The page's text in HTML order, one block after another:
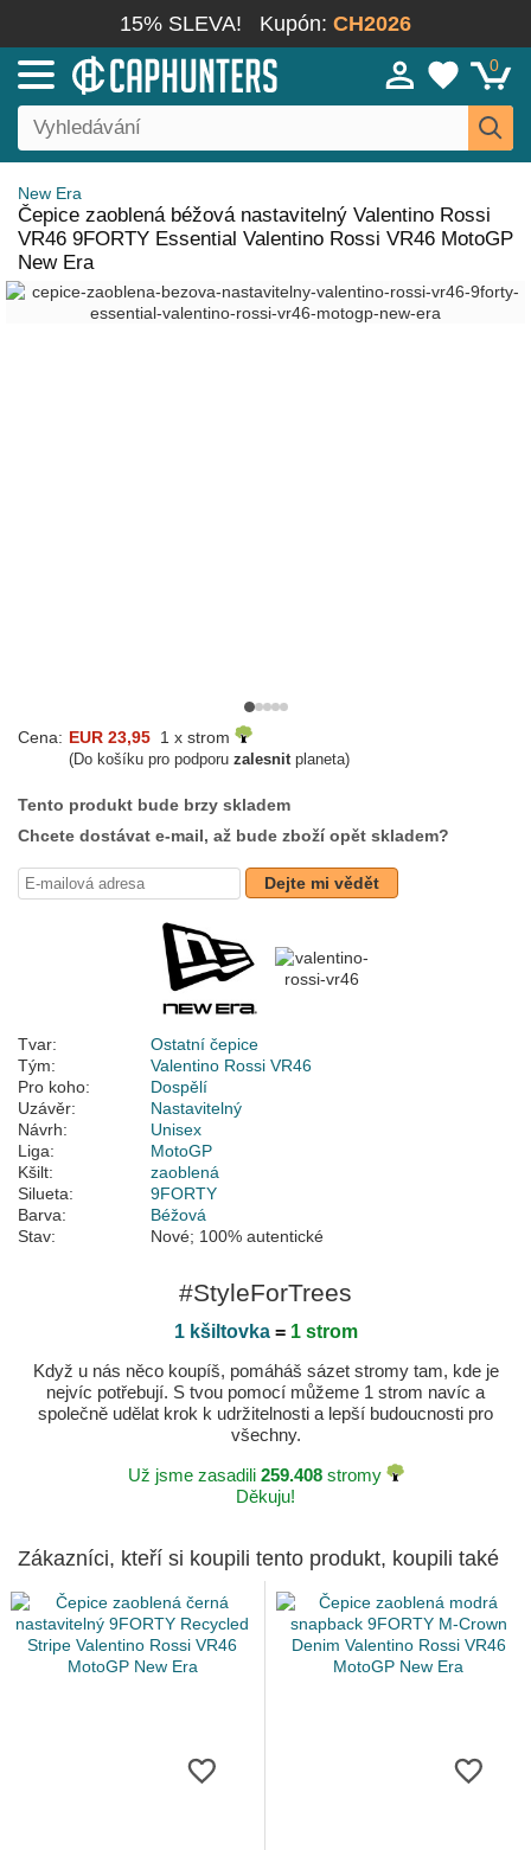
15% SLEVA! Kupón: CH2026
0
New Era
Čepice zaoblená béžová nastavitelný Valentino Rossi
VR46 9FORTY Essential Valentino Rossi VR46 MotoGP
New Era
Cena: EUR 23,95 1 x strom
(Do košíku pro podporu zalesnitplaneta)
Tento produkt bude brzy skladem
Chcete dostávat e-mail, až bude zboží opět skladem?
Dejte mi vědět
Tvar:
Ostatní čepice
Tým:
Valentino Rossi VR46
Pro koho:
Dospělí
Uzávěr:
Nastavitelný
Návrh:
Unisex
Liga:
MotoGP
Kšilt:
zaoblená
Silueta:
9FORTY
Barva:
Béžová
Stav:
Nové; 100% autentické
#StyleForTrees
1 kšiltovka= 1 strom
Když u nás něco koupíš, pomáháš sázet stromy tam, kde je
nejvíc potřebují. S tvou pomocí můžeme 1 strom navíc a
společně udělat krok k udržitelnosti a lepší budoucnosti pro
všechny.
Už jsme zasadili 259.408stromy
Děkuju!
Zákazníci, kteří si koupili tento produkt, koupili také